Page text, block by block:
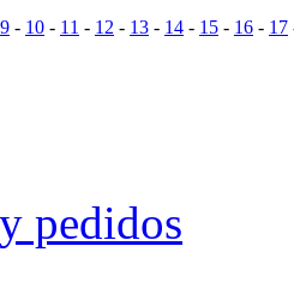
9 - 10 - 11 - 12 - 13 - 14 - 15 - 16 - 17
pedidos